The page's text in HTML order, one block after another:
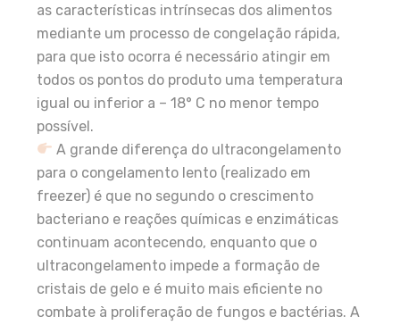
as características intrínsecas dos alimentos
mediante um processo de congelação rápida,
para que isto ocorra é necessário atingir em
todos os pontos do produto uma temperatura
igual ou inferior a – 18° C no menor tempo
possível.
A grande diferença do ultracongelamento
para o congelamento lento (realizado em
freezer) é que no segundo o crescimento
bacteriano e reações químicas e enzimáticas
continuam acontecendo, enquanto que o
ultracongelamento impede a formação de
cristais de gelo e é muito mais eficiente no
combate à proliferação de fungos e bactérias. A